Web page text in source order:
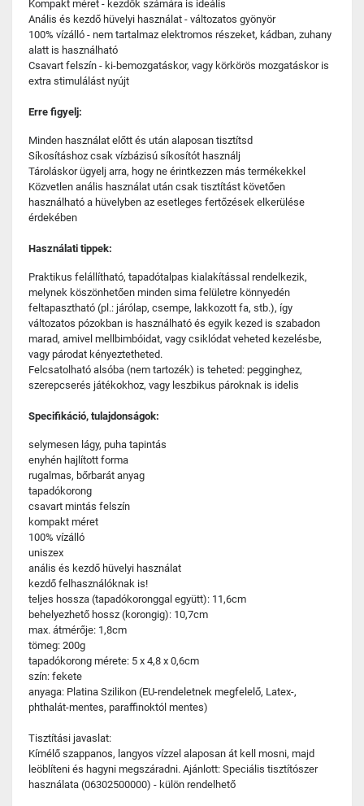
Kompakt méret - kezdők számára is ideális
Anális és kezdő hüvelyi használat - változatos gyönyör
100% vízálló - nem tartalmaz elektromos részeket, kádban, zuhany
alatt is használható
Csavart felszín - ki-bemozgatáskor, vagy körkörös mozgatáskor is
extra stimulálást nyújt
Erre figyelj:
Minden használat előtt és után alaposan tisztítsd
Síkosításhoz csak vízbázisú síkosítót használj
Tároláskor ügyelj arra, hogy ne érintkezzen más termékekkel
Közvetlen anális használat után csak tisztítást követően
használható a hüvelyben az esetleges fertőzések elkerülése
érdekében
Használati tippek:
Praktikus felállítható, tapadótalpas kialakítással rendelkezik,
melynek köszönhetően minden sima felületre könnyedén
feltapasztható (pl.: járólap, csempe, lakkozott fa, stb.), így
változatos pózokban is használható és egyik kezed is szabadon
marad, amivel mellbimbóidat, vagy csiklódat veheted kezelésbe,
vagy párodat kényeztetheted.
Felcsatolható alsóba (nem tartozék) is teheted: pegginghez,
szerepcserés játékokhoz, vagy leszbikus pároknak is idelis
Specifikáció, tulajdonságok:
selymesen lágy, puha tapintás
enyhén hajlított forma
rugalmas, bőrbarát anyag
tapadókorong
csavart mintás felszín
kompakt méret
100% vízálló
uniszex
anális és kezdő hüvelyi használat
kezdő felhasználóknak is!
teljes hossza (tapadókoronggal együtt): 11,6cm
behelyezhető hossz (korongig): 10,7cm
max. átmérője: 1,8cm
tömeg: 200g
tapadókorong mérete: 5 x 4,8 x 0,6cm
szín: fekete
anyaga: Platina Szilikon (EU-rendeletnek megfelelő, Latex-,
phthalát-mentes, paraffinoktól mentes)
Tisztítási javaslat:
Kímélő szappanos, langyos vízzel alaposan át kell mosni, majd
leöblíteni és hagyni megszáradni. Ajánlott: Speciális tisztítószer
használata (06302500000) - külön rendelhető